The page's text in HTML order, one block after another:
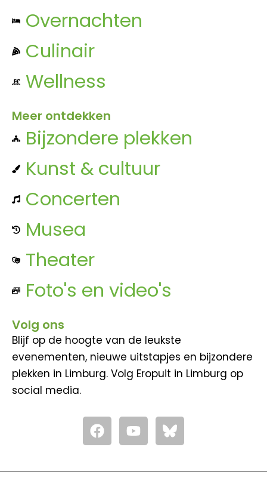
Overnachten
Culinair
Wellness
Meer ontdekken
Bijzondere plekken
Kunst & cultuur
Concerten
Musea
Theater
Foto's en video's
Volg ons
Blijf op de hoogte van de leukste
evenementen, nieuwe uitstapjes en bijzondere
plekken in Limburg. Volg Eropuit in Limburg op
social media.
F
a
c
e
Y
o
u
t